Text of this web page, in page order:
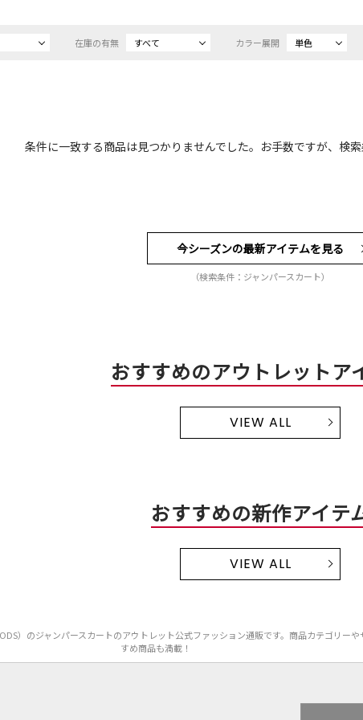
在庫の有無 すべて カラー展開 単色
条件に一致する商品は見つかりませんでした。お手数ですが、検索
今シーズンの最新アイテムを見る
（検索条件：ジャンパースカート）
おすすめのアウトレットア
VIEW ALL
おすすめの新作アイテ
VIEW ALL
）のジャンパースカートのアウトレット公式ファッション通販です。商品カテゴリー
すめ商品も満載！